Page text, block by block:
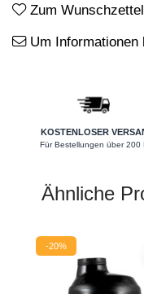
Muskelsystem
Nervensystem
Prostata
Schlaf
Speicher
Stress
Urinieren
Zum
Um Informationen
KOSTENLOSER
Für Bestellungen über 200
Ähnliche
-20%